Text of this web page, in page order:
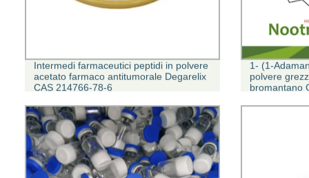
Intermedi farmaceutici peptidi in polvere
acetato farmaco antitumorale Degarelix
CAS 214766-78-6
1- (1-
polvere
bromantano